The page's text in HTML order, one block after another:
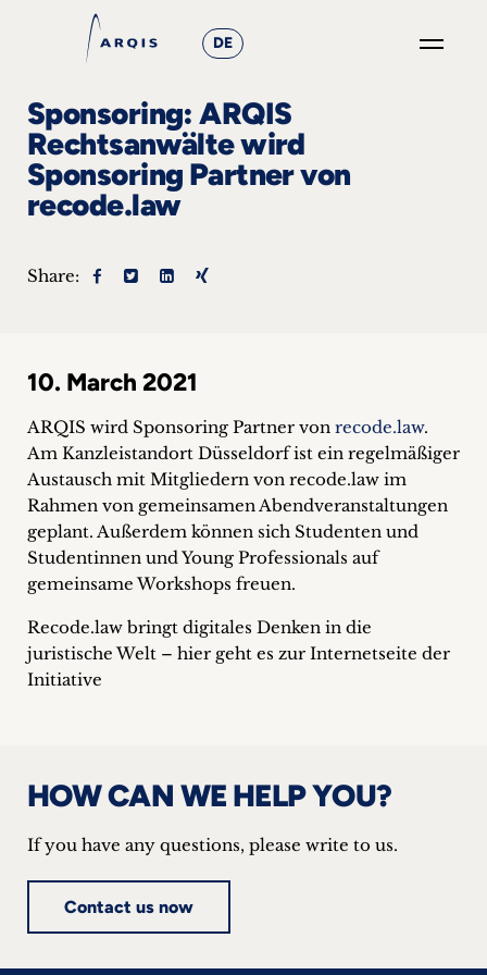
DE
Focus
+
&
Events
+
Career
+
Blog
&
Podcasts
Team
Philosophy
Sponsoring: ARQIS
Rechtsanwälte wird
Sponsoring Partner von
recode.law
Share:
10. March 2021
ARQIS wird Sponsoring Partner von recode.law.
Am Kanzleistandort Düsseldorf ist ein regelmäßiger
Austausch mit Mitgliedern von recode.law im
Rahmen von gemeinsamen Abendveranstaltungen
geplant. Außerdem können sich Studenten und
Studentinnen und Young Professionals auf
gemeinsame Workshops freuen.
Recode.law bringt digitales Denken in die
juristische Welt – hier geht es zur Internetseite der
Initiative
HOW CAN WE HELP YOU?
If you have any questions, please write to us.
Contact us now